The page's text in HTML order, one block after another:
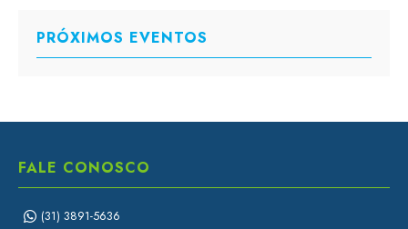
PRÓXIMOS EVENTOS
FALE CONOSCO
(31) 3891-5636